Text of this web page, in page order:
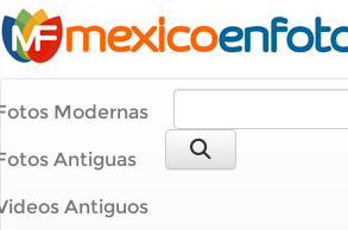
Modernas
Antiguas
Antiguos